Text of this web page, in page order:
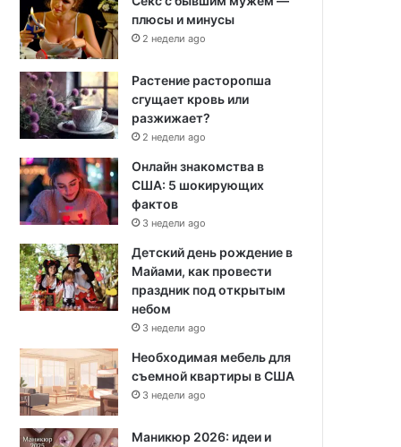
плюсы и минусы
2 недели ago
Растение расторопша
сгущает кровь или
разжижает?
2 недели ago
Онлайн знакомства в
США: 5 шокирующих
фактов
3 недели ago
Детский день рождение в
Майами, как провести
праздник под открытым
небом
3 недели ago
Необходимая мебель для
съемной квартиры в США
3 недели ago
Маникюр 2026: идеи и